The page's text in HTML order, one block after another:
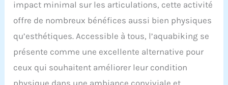
impact minimal sur les articulations, cette activité
offre de nombreux bénéfices aussi bien physiques
qu’esthétiques. Accessible à tous, l’aquabiking se
présente comme une excellente alternative pour
ceux qui souhaitent améliorer leur condition